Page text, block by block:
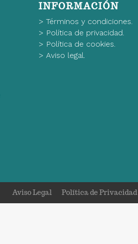
INFORMACIÓN
> Términos y condiciones.
> Política de privacidad.
> Política de cookies.
> Aviso legal.
Aviso Legal Política de Privacidad